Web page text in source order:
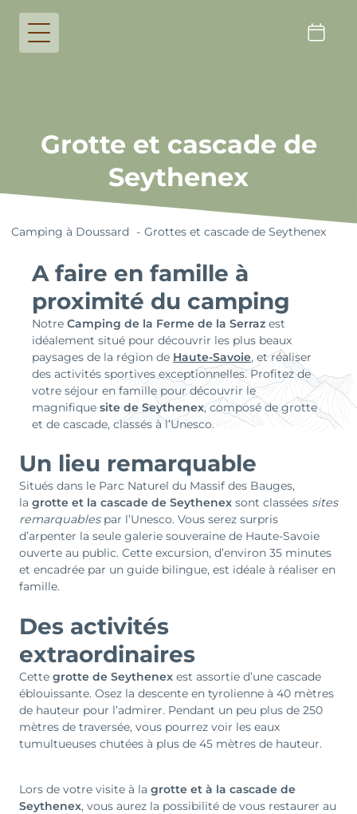
Grotte et cascade de
Seythenex
Camping à Doussard Grottes et cascade de Seythenex
A faire en famille à
proximité du camping
Notre Camping de la Ferme de la Serraz est
idéalement situé pour découvrir les plus beaux
paysages de la région de Haute-Savoie, et réaliser
des activités sportives exceptionnelles. Profitez de
votre séjour en famille pour découvrir le
magnifique site de Seythenex, composé de grotte
et de cascade, classés à l’Unesco.
Un lieu remarquable
Situés dans le Parc Naturel du Massif des Bauges,
la grotte et la cascade de Seythenex sont classées sites
remarquablespar l’Unesco. Vous serez surpris
d’arpenter la seule galerie souveraine de Haute-Savoie
ouverte au public. Cette excursion, d’environ 35 minutes
et encadrée par un guide bilingue, est idéale à réaliser en
famille.
Des activités
extraordinaires
Cette grotte de Seythenex est assortie d’une cascade
éblouissante. Osez la descente en tyrolienne à 40 mètres
de hauteur pour l’admirer. Pendant un peu plus de 250
mètres de traversée, vous pourrez voir les eaux
tumultueuses chutées à plus de 45 mètres de hauteur.
Lors de votre visite à la grotte et à la cascade de
Seythenex, vous aurez la possibilité de vous restaurer au